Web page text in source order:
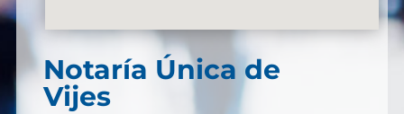
Notaría Única de
Vijes